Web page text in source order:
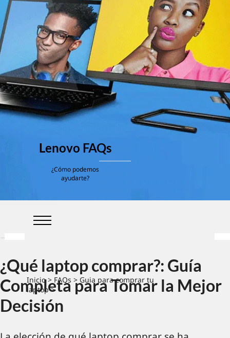
Inicio> FAQs > Guia para comprar tu
laptop>
Lenovo FAQs
¿Cómo podemos
ayudarte?
¿Qué laptop comprar?: Guía
Completa para Tomar la Mejor
Decisión